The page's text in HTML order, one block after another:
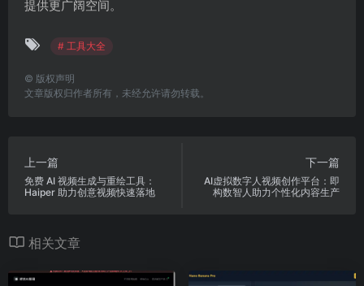
提供更广阔空间。
# 工具大全
© 版权声明
文章版权归作者所有，未经允许请勿转载。
上一篇
免费 AI 视频生成与重绘工具：
Haiper 助力创意视频快速落地
下一篇
AI虚拟数字人视频创作平台：即
构数智人助力个性化内容生产
相关文章